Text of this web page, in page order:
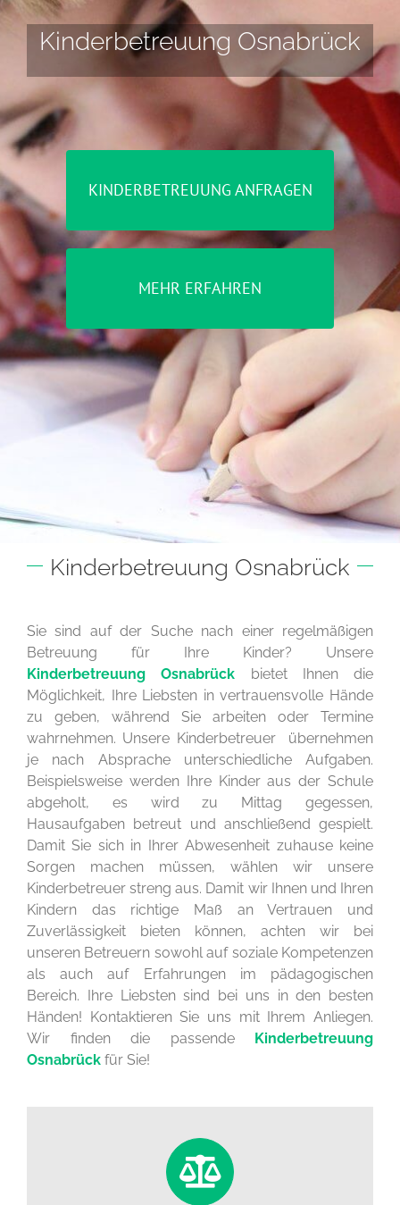
Kinderbetreuung Osnabrück
KINDERBETREUUNG ANFRAGEN
MEHR ERFAHREN
Kinderbetreuung Osnabrück
Sie sind auf der Suche nach einer regelmäßigen
Betreuung für Ihre Kinder? Unsere
Kinderbetreuung Osnabrück bietet Ihnen die
Möglichkeit, Ihre Liebsten in vertrauensvolle Hände
zu geben, während Sie arbeiten oder Termine
wahrnehmen. Unsere Kinderbetreuer übernehmen
je nach Absprache unterschiedliche Aufgaben.
Beispielsweise werden Ihre Kinder aus der Schule
abgeholt, es wird zu Mittag gegessen,
Hausaufgaben betreut und anschließend gespielt.
Damit Sie sich in Ihrer Abwesenheit zuhause keine
Sorgen machen müssen, wählen wir unsere
Kinderbetreuer streng aus. Damit wir Ihnen und Ihren
Kindern das richtige Maß an Vertrauen und
Zuverlässigkeit bieten können, achten wir bei
unseren Betreuern sowohl auf soziale Kompetenzen
als auch auf Erfahrungen im pädagogischen
Bereich. Ihre Liebsten sind bei uns in den besten
Händen! Kontaktieren Sie uns mit Ihrem Anliegen.
Wir finden die passende Kinderbetreuung
Osnabrück für Sie!